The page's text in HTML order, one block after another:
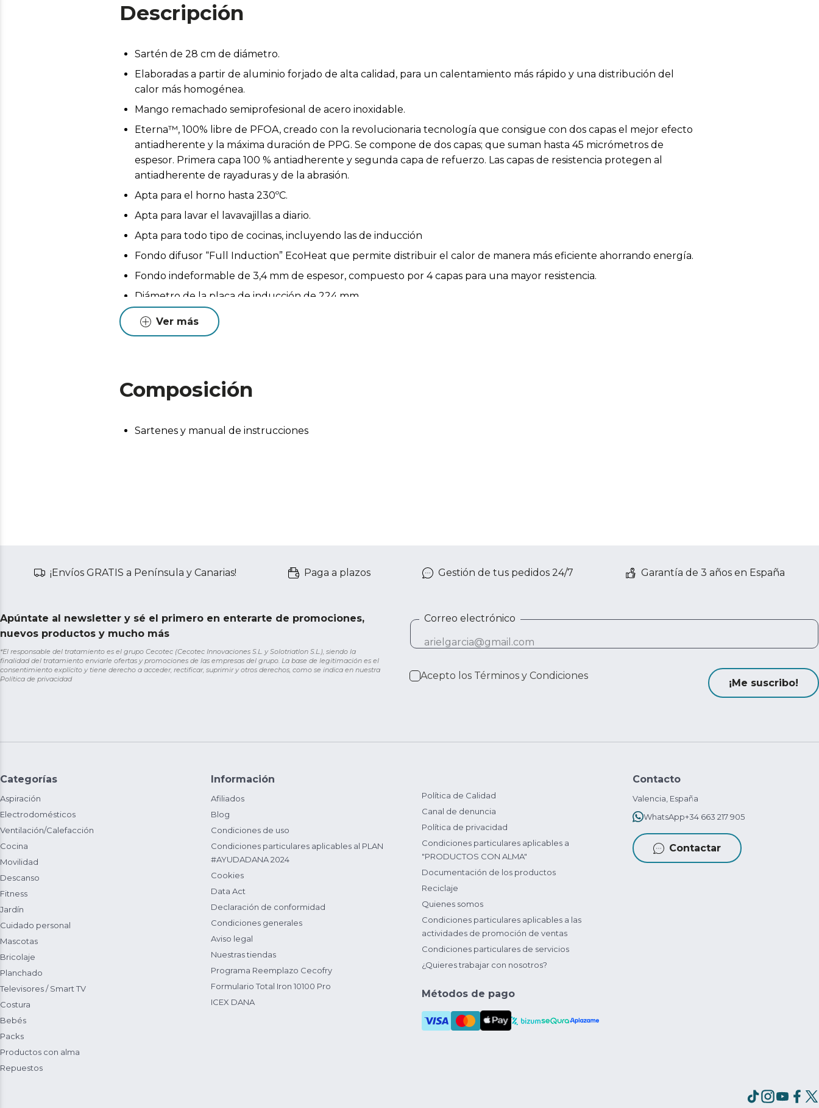
Descripción
Sartén de 28 cm de diámetro.
Elaboradas a partir de aluminio forjado de alta calidad, para un calentamiento más rápido y una distribución del
calor más homogénea.
Mango remachado semiprofesional de acero inoxidable.
Eterna™, 100% libre de PFOA, creado con la revolucionaria tecnología que consigue con dos capas el mejor efecto
antiadherente y la máxima duración de PPG. Se compone de dos capas; que suman hasta 45 micrómetros de
espesor. Primera capa 100 % antiadherente y segunda capa de refuerzo. Las capas de resistencia protegen al
antiadherente de rayaduras y de la abrasión.
Apta para el horno hasta 230ºC.
Apta para lavar el lavavajillas a diario.
Apta para todo tipo de cocinas, incluyendo las de inducción
Fondo difusor “Full Induction” EcoHeat que permite distribuir el calor de manera más eficiente ahorrando energía.
Fondo indeformable de 3,4 mm de espesor, compuesto por 4 capas para una mayor resistencia.
Diámetro de la placa de inducción de 224 mm.
Ver más
Composición
Sartenes y manual de instrucciones
¡Envíos GRATIS a Península y Canarias! Paga a plazos Gestión de tus pedidos 24/7 Garantía de 3 años en España
Apúntate al newsletter y sé el primero en enterarte de promociones,
nuevos productos y mucho más
*El responsable del tratamiento es el grupo Cecotec (Cecotec Innovaciones S.L. y Solotriatlon S.L.), siendo la
finalidad del tratamiento enviarle ofertas y promociones de las empresas del grupo. La base de legitimación es el
consentimiento explícito y tiene derecho a acceder, rectificar, suprimir y otros derechos, como se indica en nuestra
Política de privacidad
Correo electrónico
Acepto los Términos y Condiciones
¡Me suscribo!
Categorías
Aspiración
Electrodomésticos
Ventilación/Calefacción
Cocina
Movilidad
Descanso
Fitness
Jardín
Cuidado personal
Mascotas
Bricolaje
Planchado
Televisores / Smart TV
Costura
Bebés
Packs
Productos con alma
Repuestos
Información
Afiliados
Blog
Condiciones de uso
Condiciones particulares aplicables al PLAN
#AYUDADANA 2024
Cookies
Data Act
Declaración de conformidad
Condiciones generales
Aviso legal
Nuestras tiendas
Programa Reemplazo Cecofry
Formulario Total Iron 10100 Pro
ICEX DANA
Política de Calidad
Canal de denuncia
Política de privacidad
Condiciones particulares aplicables a
"PRODUCTOS CON ALMA"
Documentación de los productos
Reciclaje
Quienes somos
Condiciones particulares aplicables a las
actividades de promoción de ventas
Condiciones particulares de servicios
¿Quieres trabajar con nosotros?
Métodos de pago
Contacto
Valencia, España
WhatsApp+34 663 217 905
Contactar